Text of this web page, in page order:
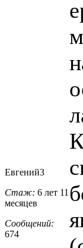
Евгений3
Стаж: 6 лет 11
месяцев
Сообщений:
674